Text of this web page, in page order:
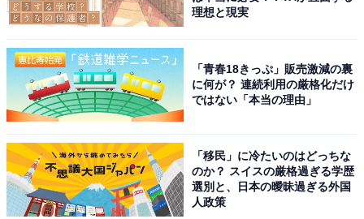
理想と現実
「青春18きっぷ」販売激減の裏
に何が？ 連続利用の厳格化だけ
ではない「本当の理由」
「移民」に冷たいのはどっちな
のか？ スイスの厳格過ぎる学歴
選別と、日本の曖昧過ぎる外国
人政策